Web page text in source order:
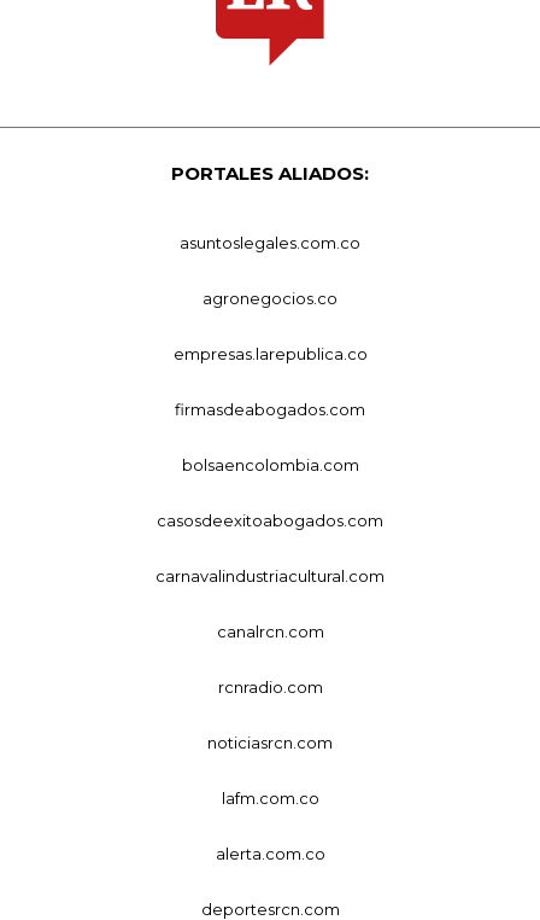
PORTALES ALIADOS:
asuntoslegales.com.co
agronegocios.co
empresas.larepublica.co
firmasdeabogados.com
bolsaencolombia.com
casosdeexitoabogados.com
carnavalindustriacultural.com
canalrcn.com
rcnradio.com
noticiasrcn.com
lafm.com.co
alerta.com.co
deportesrcn.com